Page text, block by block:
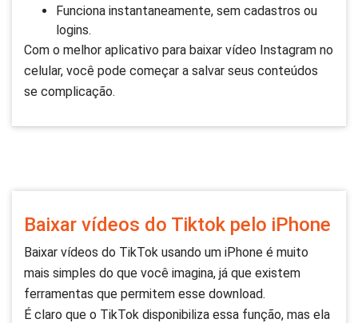
Funciona instantaneamente, sem cadastros ou
logins.
Com o melhor aplicativo para baixar vídeo Instagram no
celular, você pode começar a salvar seus conteúdos
se complicação.
Baixar vídeos do Tiktok pelo iPhone
Baixar vídeos do TikTok usando um iPhone é muito
mais simples do que você imagina, já que existem
ferramentas que permitem esse download.
É claro que o TikTok disponibiliza essa função, mas ela